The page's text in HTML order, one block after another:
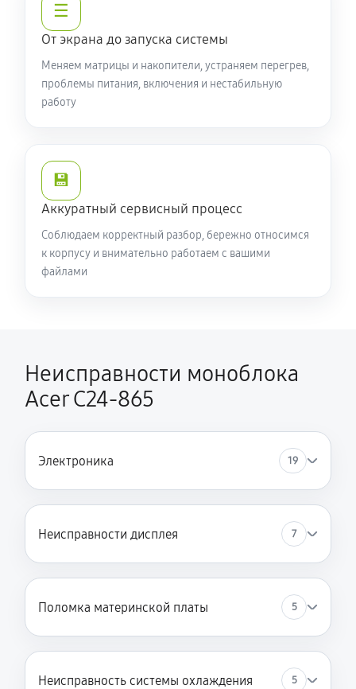
☰
От экрана до запуска системы
Меняем матрицы и накопители, устраняем перегрев,
проблемы питания, включения и нестабильную
работу
💾
Аккуратный сервисный процесс
Соблюдаем корректный разбор, бережно относимся
к корпусу и внимательно работаем с вашими
файлами
Неисправности моноблока
Acer C24-865
Электроника 19
Неисправности дисплея 7
Поломка материнской платы 5
Неисправность системы охлаждения 5